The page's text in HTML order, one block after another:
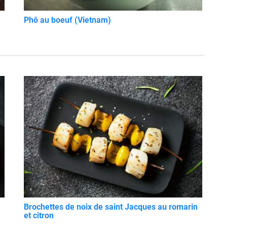
Phô au boeuf (Vietnam)
Brochettes de noix de saint Jacques au romarin
et citron